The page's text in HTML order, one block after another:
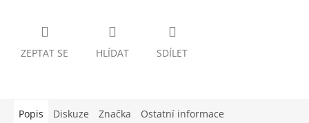
ZEPTAT SE HLÍDAT SDÍLET
Popis Diskuze Značka Ostatní informace